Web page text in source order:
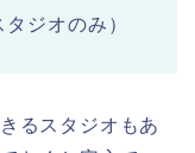
ジオのみ）
るスタジオもあ